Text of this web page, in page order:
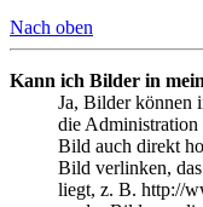
Nach oben
Kann ich Bilder in
Ja, Bilder können
die Administration
Bild auch direkt
Bild verlinken,
liegt, z. B. http://